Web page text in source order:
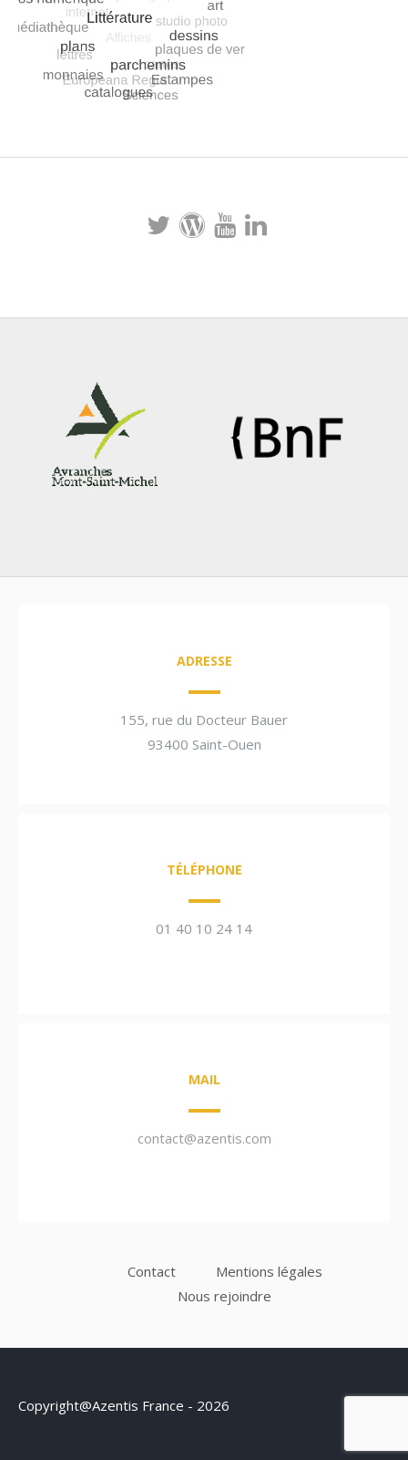
ADRESSE
155, rue du Docteur Bauer
93400 Saint-Ouen
TÉLÉPHONE
01 40 10 24 14
MAIL
contact@azentis.com
Contact
Mentions légales
Nous rejoindre
Copyright@Azentis France - 2026